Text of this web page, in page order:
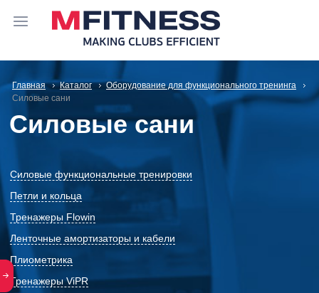
Главная Каталог
Оборудование для функционального тренинга
Силовые сани
Силовые сани
Силовые функциональные тренировки
Петли и кольца
Тренажеры Flowin
Ленточные амортизаторы и кабели
Плиометрика
Тренажеры ViPR